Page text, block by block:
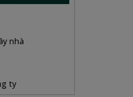
nhà
ty